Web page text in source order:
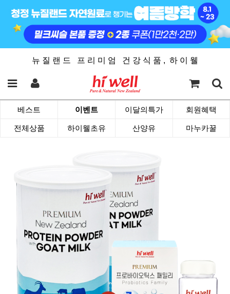
뉴 질 랜 드 프 리 미 엄 건 강 식 품 , 하 이 웰
베스트 이벤트 이달의특가 회원혜택
전체상품 하이웰초유 산양유 마누카꿀